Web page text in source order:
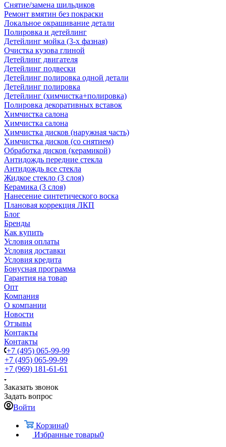
Снятие/замена шильдиков
Ремонт вмятин без покраски
Локальное окрашивание детали
Полировка и детейлинг
Детейлинг мойка (3-х фазная)
Очистка кузова глиной
Детейлинг двигателя
Детейлинг подвески
Детейлинг полировка одной детали
Детейлинг полировка
Детейлинг (химчистка+полировка)
Полировка декоративных вставок
Химчистка салона
Химчистка салона
Химчистка дисков (наружная часть)
Химчистка дисков (со снятием)
Обработка дисков (керамикой)
Антидождь передние стекла
Антидождь все стекла
Жидкое стекло (3 слоя)
Керамика (3 слоя)
Нанесение синтетического воска
Плановая коррекция ЛКП
Блог
Бренды
Как купить
Условия оплаты
Условия доставки
Условия кредита
Бонусная программа
Гарантия на товар
Опт
Компания
О компании
Новости
Отзывы
Контакты
Контакты
+7 (495) 065-99-99
+7 (495) 065-99-99
+7 (969) 181-61-61
Заказать звонок
Задать вопрос
Войти
Корзина0
Избранные товары0